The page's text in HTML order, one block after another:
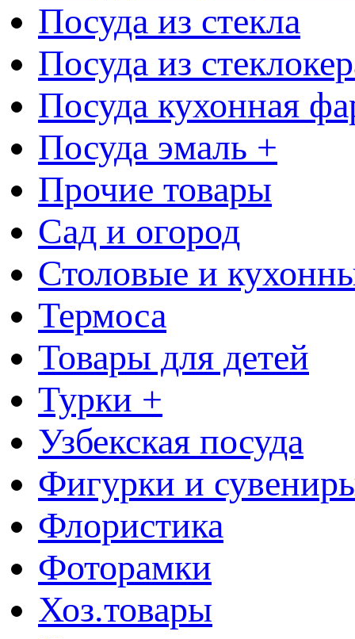
Посуда из стекла
Посуда из
Посуда кухонная
Посуда эмаль +
Прочие товары
Сад и огород
Столовые и
Термоса
Товары для детей
Турки +
Узбекская посуда
Фигурки и
Флористика
Фоторамки
Хоз.товары